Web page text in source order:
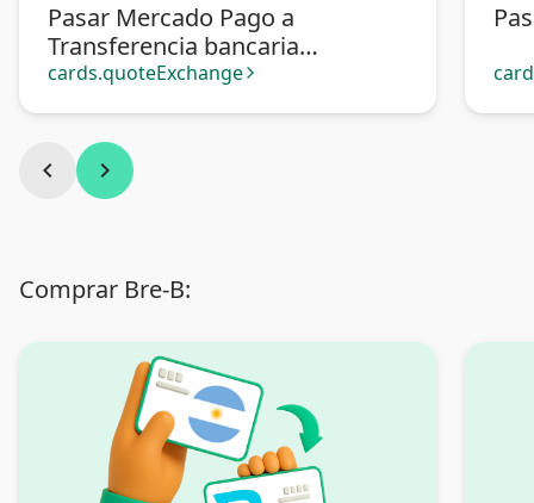
Pasar Mercado Pago a
Transferencia bancaria
Argentina
cards.quoteExchange arrow_forward_ios
chevron_left chevron_right
Comprar Bre-B: